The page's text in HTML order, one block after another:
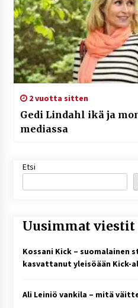
2 vuotta sitten
Gedi Lindahl ikä ja
mediassa
Etsi
Uusimmat viestit
Kossani Kick – suomalainen
kasvattanut yleisöään Kick-
Ali Leiniö vankila – mitä